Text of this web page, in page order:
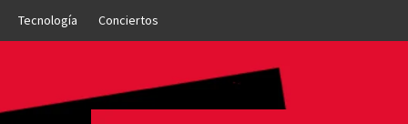
Tecnología Conciertos